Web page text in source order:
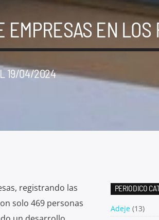
EMPRESAS EN
19/04/2024
registrando las
solo 469 personas
PERIODICO
Adeje(13)